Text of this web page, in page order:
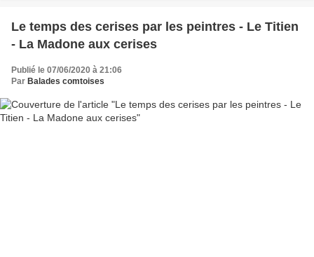
Le temps des cerises par les peintres - Le Titien
- La Madone aux cerises
Publié le 07/06/2020 à 21:06
Par Balades comtoises